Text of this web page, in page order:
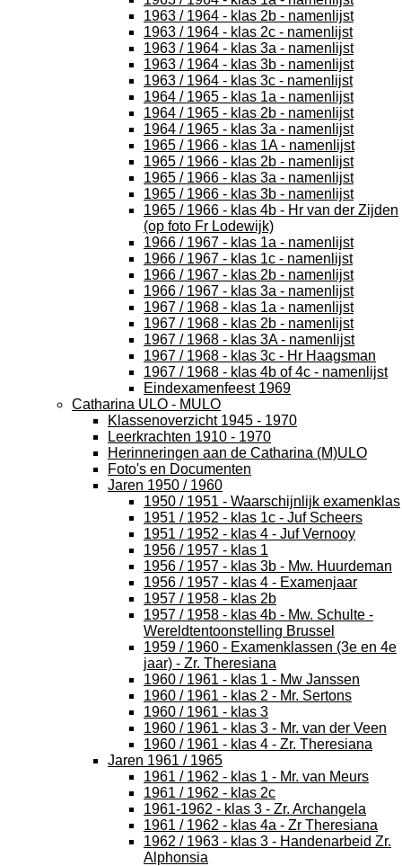
1963 / 1964 - klas 2b - namenlijst
1963 / 1964 - klas 2c - namenlijst
1963 / 1964 - klas 3a - namenlijst
1963 / 1964 - klas 3b - namenlijst
1963 / 1964 - klas 3c - namenlijst
1964 / 1965 - klas 1a - namenlijst
1964 / 1965 - klas 2b - namenlijst
1964 / 1965 - klas 3a - namenlijst
1965 / 1966 - klas 1A - namenlijst
1965 / 1966 - klas 2b - namenlijst
1965 / 1966 - klas 3a - namenlijst
1965 / 1966 - klas 3b - namenlijst
1965 / 1966 - klas 4b - Hr van der Zijden
(op foto Fr Lodewijk)
1966 / 1967 - klas 1a - namenlijst
1966 / 1967 - klas 1c - namenlijst
1966 / 1967 - klas 2b - namenlijst
1966 / 1967 - klas 3a - namenlijst
1967 / 1968 - klas 1a - namenlijst
1967 / 1968 - klas 2b - namenlijst
1967 / 1968 - klas 3A - namenlijst
1967 / 1968 - klas 3c - Hr Haagsman
1967 / 1968 - klas 4b of 4c - namenlijst
Eindexamenfeest 1969
Catharina ULO - MULO
Klassenoverzicht 1945 - 1970
Leerkrachten 1910 - 1970
Herinneringen aan de Catharina (M)ULO
Foto's en Documenten
Jaren 1950 / 1960
1950 / 1951 - Waarschijnlijk examenklas
1951 / 1952 - klas 1c - Juf Scheers
1951 / 1952 - klas 4 - Juf Vernooy
1956 / 1957 - klas 1
1956 / 1957 - klas 3b - Mw. Huurdeman
1956 / 1957 - klas 4 - Examenjaar
1957 / 1958 - klas 2b
1957 / 1958 - klas 4b - Mw. Schulte -
Wereldtentoonstelling Brussel
1959 / 1960 - Examenklassen (3e en 4e
jaar) - Zr. Theresiana
1960 / 1961 - klas 1 - Mw Janssen
1960 / 1961 - klas 2 - Mr. Sertons
1960 / 1961 - klas 3
1960 / 1961 - klas 3 - Mr. van der Veen
1960 / 1961 - klas 4 - Zr. Theresiana
Jaren 1961 / 1965
1961 / 1962 - klas 1 - Mr. van Meurs
1961 / 1962 - klas 2c
1961-1962 - klas 3 - Zr. Archangela
1961 / 1962 - klas 4a - Zr Theresiana
1962 / 1963 - klas 3 - Handenarbeid Zr.
Alphonsia